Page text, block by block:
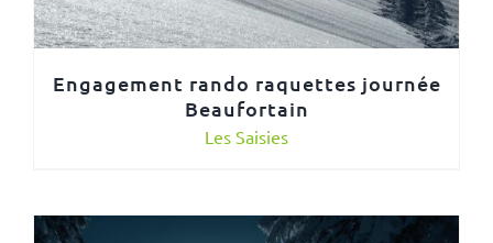
Engagement rando raquettes journée
Beaufortain
Les Saisies